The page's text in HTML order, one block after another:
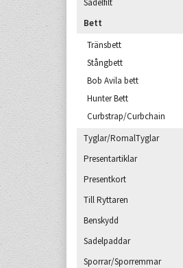
Sadelfilt
Bett
Tränsbett
Stångbett
Bob Avila bett
Hunter Bett
Curbstrap/Curbchain
Tyglar/RomalTyglar
Presentartiklar
Presentkort
Till Ryttaren
Benskydd
Sadelpaddar
Sporrar/Sporremmar